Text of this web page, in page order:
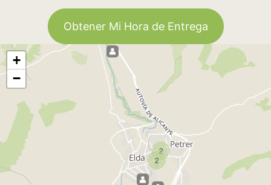
Obtener Mi Hora de Entrega
2
2
+
−